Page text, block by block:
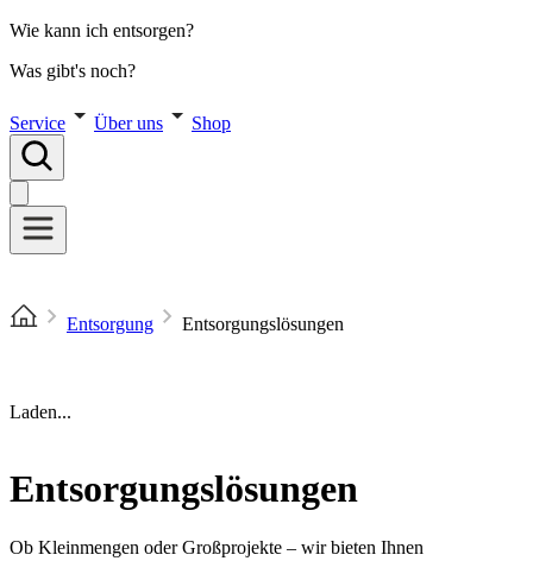
Wie kann ich entsorgen?
Was gibt's noch?
Service Über uns Shop
Entsorgung Entsorgungslösungen
Laden...
Entsorgungslösungen
Ob Kleinmengen oder Großprojekte – wir bieten Ihnen